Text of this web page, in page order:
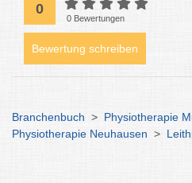
0
0 Bewertungen
Bewertung schreiben
Branchenbuch > Physiotherapie
Physiotherapie Neuhausen >